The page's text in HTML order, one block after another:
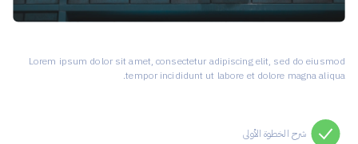
Lorem ipsum dolor sit amet, consectetur adipiscing elit, sed do eiusmod
tempor incididunt ut labore et dolore magna aliqua.
شرح الخطوة الأولى